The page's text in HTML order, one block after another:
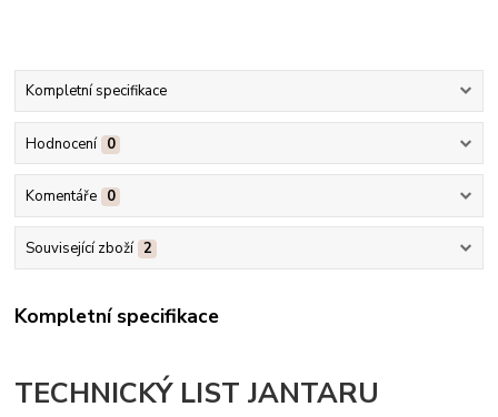
Kompletní specifikace
Hodnocení 0
Komentáře 0
Související zboží 2
Kompletní specifikace
TECHNICKÝ LIST JANTARU